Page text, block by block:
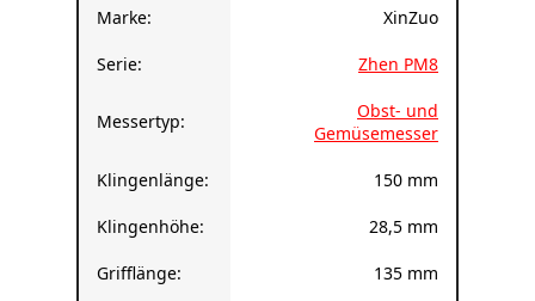
Marke: XinZuo
Serie: Zhen PM8
Messertyp:
Obst- und
Gemüsemesser
Klingenlänge: 150 mm
Klingenhöhe: 28,5 mm
Grifflänge: 135 mm